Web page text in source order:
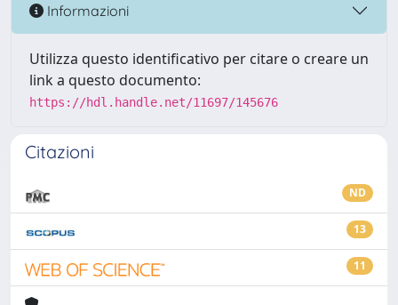
Informazioni
Utilizza questo identificativo per citare o creare un
link a questo documento:
https://hdl.handle.net/11697/145676
Citazioni
ND
13
11